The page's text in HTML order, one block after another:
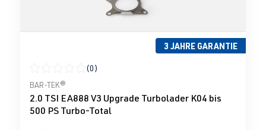
3 JAHRE GARANTIE
Durchschnittliche Bewertung von 0 von 5 Sternen
(0)
BAR-TEK®
2.0 TSI EA888 V3 Upgrade Turbolader K04 bis
500 PS Turbo-Total